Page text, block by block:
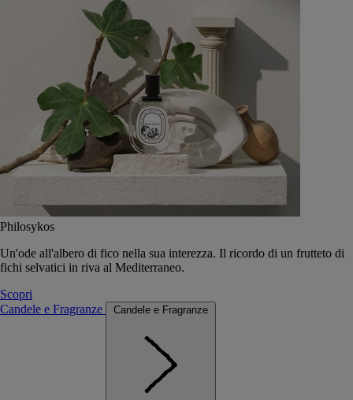
Philosykos
Un'ode all'albero di fico nella sua interezza. Il ricordo di un frutteto di
fichi selvatici in riva al Mediterraneo.
Scopri
Candele e Fragranze
Candele e Fragranze